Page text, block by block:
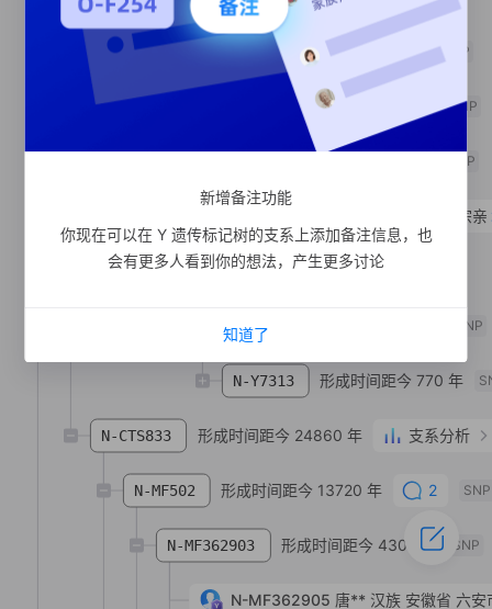
N-CTS833 形成时间距今 24860 年 支系分析
支系宗亲
N-MF502 形成时间距今 13720 年 2 SNP
N-MF36295 形成时间距今 2530 年 SNP
N-Y6516 形成时间距今 3400 年
N-MF362903 形成时间距今 4300 年 SNP
支系宗亲 SNP
SNP
N-Y7310 SNP
N-MF362905 唐** 汉族 安徽省 六安
N-Y7313 形成时间距今 770 年
新增备注功能
你现在可以在 Y 遗传标记树的支系上添加备注信息，也
会有更多人看到你的想法，产生更多讨论
知道了